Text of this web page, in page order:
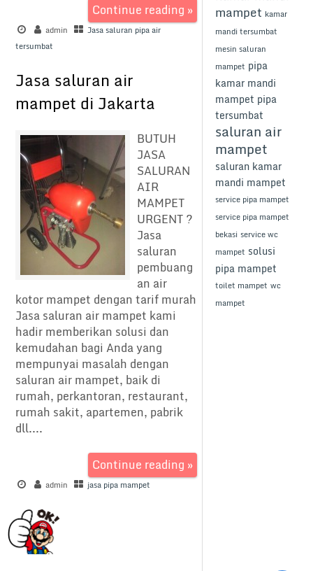
Continue reading »
admin
Jasa saluran pipa air
tersumbat
Jasa saluran air
mampet di Jakarta
BUTUH
JASA
SALURAN
AIR
MAMPET
URGENT ?
Jasa
saluran
pembuang
an air
kotor mampet dengan tarif murah
Jasa saluran air mampet kami
hadir memberikan solusi dan
kemudahan bagi Anda yang
mempunyai masalah dengan
saluran air mampet, baik di
rumah, perkantoran, restaurant,
rumah sakit, apartemen, pabrik
dll....
Continue reading »
admin jasa pipa mampet
mampet kamar
mandi tersumbat
mesin saluran
mampet pipa
kamar mandi
mampet pipa
tersumbat
saluran air
mampet
saluran kamar
mandi mampet
service pipa mampet
service pipa mampet
bekasi service wc
mampet solusi
pipa mampet
toilet mampet wc
mampet